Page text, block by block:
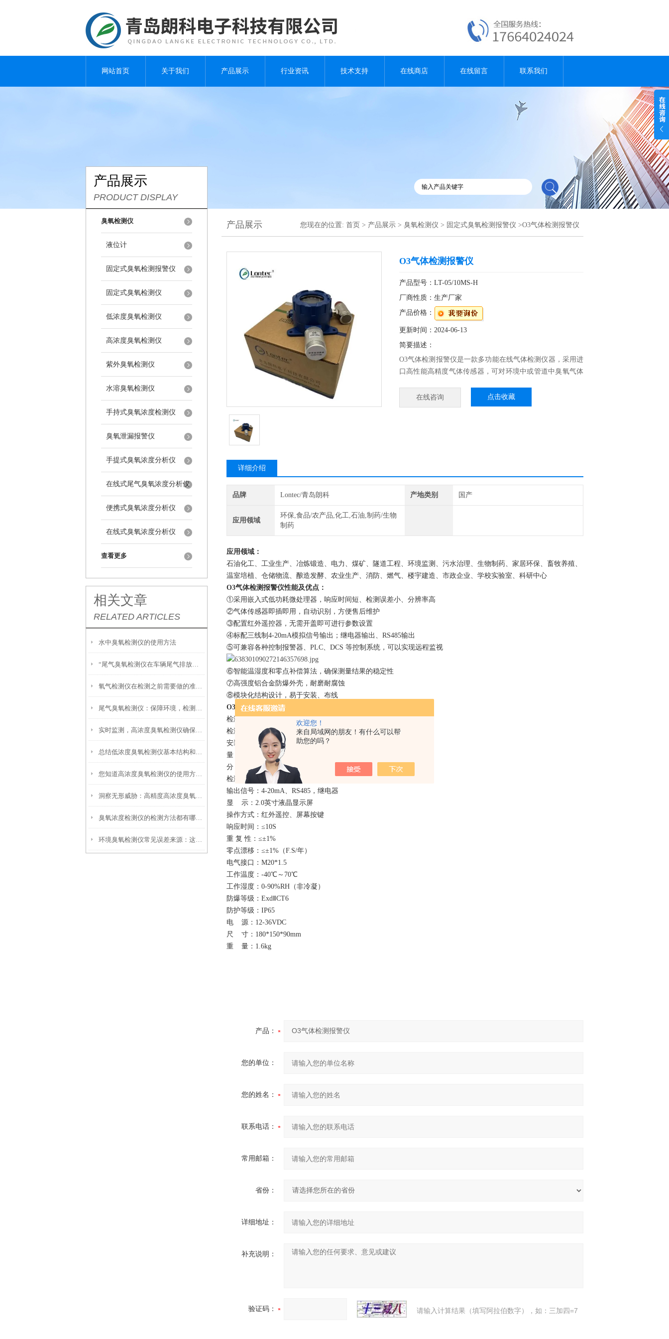
欢迎您！
来自局域网的朋友！有什么可以帮
助您的吗？
网站首页 关于我们 产品展示 行业资讯 技术支持 在线商店 在线留言 联系我们
产品展示
PRODUCT DISPLAY
臭氧检测仪
液位计
固定式臭氧检测报警仪
固定式臭氧检测仪
低浓度臭氧检测仪
高浓度臭氧检测仪
紫外臭氧检测仪
水溶臭氧检测仪
手持式臭氧浓度检测仪
臭氧泄漏报警仪
手提式臭氧浓度分析仪
在线式尾气臭氧浓度分析仪
便携式臭氧浓度分析仪
在线式臭氧浓度分析仪
查看更多
相关文章
RELATED ARTICLES
水中臭氧检测仪的使用方法
“尾气臭氧检测仪在车辆尾气排放监测中的广泛应用”
氧气检测仪在检测之前需要做的准备工作
尾气臭氧检测仪：保障环境，检测汽车排放是否达标
实时监测，高浓度臭氧检测仪确保空气质量达标
总结低浓度臭氧检测仪基本结构和检测原理
您知道高浓度臭氧检测仪的使用方法是怎样的吗？
洞察无形威胁：高精度高浓度臭氧检测仪环境安全卫士
臭氧浓度检测仪的检测方法都有哪些呢?
环境臭氧检测仪常见误差来源：这4个因素最容易影响结果
产品展示 您现在的位置: 首页 > 产品展示 > 臭氧检测仪 > 固定式臭氧检测报警仪 >O3气体检测报警仪
O3气体检测报警仪
产品型号：LT-05/10MS-H
厂商性质：生产厂家
产品价格：
更新时间：2024-06-13
简要描述：
O3气体检测报警仪是一款多功能在线气体检测仪器，采用进
口高性能高精度气体传感器，可对环境中或管道中臭氧气体
置参数，整体隔爆结构设计，传输距离远、信号稳定、灵敏
度高、响应时间迅速。
在线咨询 点击收藏
详细介绍
品牌 Lontec/青岛朗科 产地类别 国产
应用领域
环保,食品/农产品,化工,石油,制药/生物
制药
应用领域：
石油化工、工业生产、冶炼锻造、电力、煤矿、隧道工程、环境监测、污水治理、生物制药、家居环保、畜牧养殖、
温室培植、仓储物流、酿造发酵、农业生产、消防、燃气、楼宇建造、市政企业、学校实验室、科研中心
O3气体检测报警仪性能及优点：
①采用嵌入式低功耗微处理器，响应时间短、检测误差小、分辨率高
②气体传感器即插即用，自动识别，方便售后维护
③配置红外遥控器，无需开盖即可进行参数设置
④标配三线制4-20mA模拟信号输出；继电器输出、RS485输出
⑤可兼容各种控制报警器、PLC、DCS 等控制系统，可以实现远程监视
⑥智能温湿度和零点补偿算法，确保测量结果的稳定性
⑦高强度铝合金防爆外壳，耐磨耐腐蚀
⑧模块化结构设计，易于安装、布线
O3气体检测报警仪技术
检测
检测原理：电化学原理
安装方式：壁挂式，管道式，流通式
量
0-1/2/5/ 10/
分
率：0.001ppm、0.01ppm、0.1ppm（与所选量程相关）
检测
精度： 2%F S （与所选
输出信号： 4-20mA、RS485，继电器
显
示： 2.0英寸液晶显示屏
操作方式：红外遥控、屏幕按键
响应时间： ≤10S
重 复 性： ≤±1%
零点漂移： ≤±1%（F.S/年）
电气接口 ： M20*1.5
工作温度： -40℃～70℃
工作湿度： 0-90%RH（非冷凝）
防爆等级： ExdⅡCT6
防护等级： IP65
电
源： 12-36VDC
尺
寸： 180*150*90mm
重
量： 1.6kg
产品：
您的单位：
您的姓名：
联系电话：
常用邮箱：
省份：
详细地址：
补充说明：
验证码： 请输入计算结果（填写阿拉伯数字），如：三加四=7